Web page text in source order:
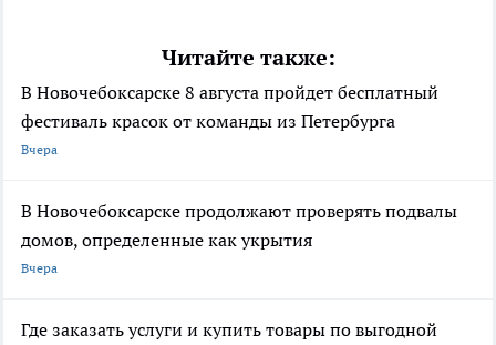
Читайте также:
В Новочебоксарске 8 августа пройдет бесплатный
фестиваль красок от команды из Петербурга
Вчера
В Новочебоксарске продолжают проверять подвалы
домов, определенные как укрытия
Вчера
Где заказать услуги и купить товары по выгодной